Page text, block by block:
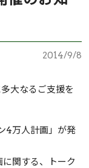
2014/9/8
大なるご支援を
4万人計画」が発
関する、トーク